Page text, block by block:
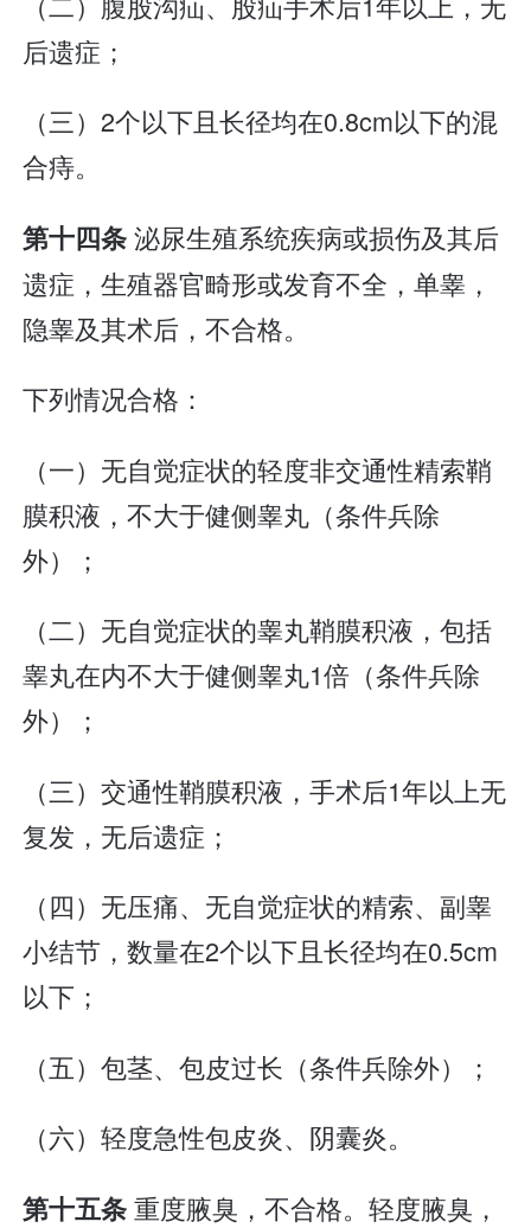
后遗症；
（三）2个以下且长径均在0.8cm以下的混
合痔。
第十四条泌尿生殖系统疾病或损伤及其后
遗症，生殖器官畸形或发育不全，单睾，
隐睾及其术后，不合格。
下列情况合格：
（一）无自觉症状的轻度非交通性精索鞘
膜积液，不大于健侧睾丸（条件兵除
外）；
（二）无自觉症状的睾丸鞘膜积液，包括
睾丸在内不大于健侧睾丸1倍（条件兵除
外）；
（三）交通性鞘膜积液，手术后1年以上无
复发，无后遗症；
（四）无压痛、无自觉症状的精索、副睾
小结节，数量在2个以下且长径均在0.5cm
以下；
（五）包茎、包皮过长（条件兵除外）；
（六）轻度急性包皮炎、阴囊炎。
第十五条重度腋臭，不合格。轻度腋臭，